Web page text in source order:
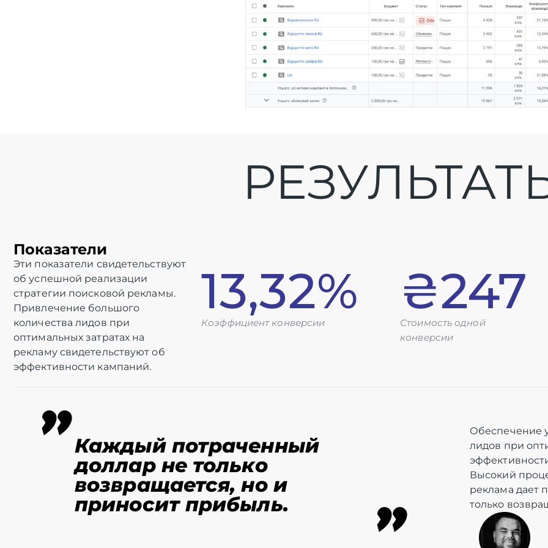
Показатели
Эти показатели свидетельствуют
об успешной реализации
стратегии поисковой рекламы.
Привлечение большого
количества лидов при
оптимальных затратах на
рекламу свидетельствуют об
эффективности кампаний.
Коэффициент конверсии
13,32% ₴247
Стоимость одной
конверсии
"Каждый потраченный
доллар не только
возвращается, но и
приносит прибыль.
Обеспечение
лидов при
Высокий
реклама дает
только